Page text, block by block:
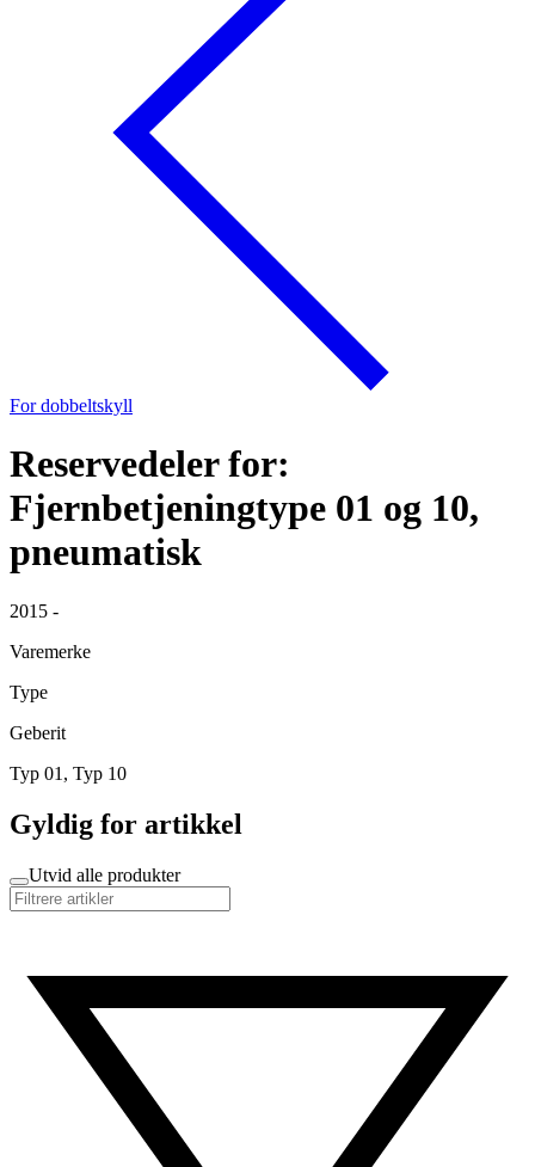
For dobbeltskyll
Reservedeler for:
Fjernbetjeningtype 01 og 10,
pneumatisk
2015 -
Varemerke
Type
Geberit
Typ 01, Typ 10
Gyldig for artikkel
Utvid alle produkter